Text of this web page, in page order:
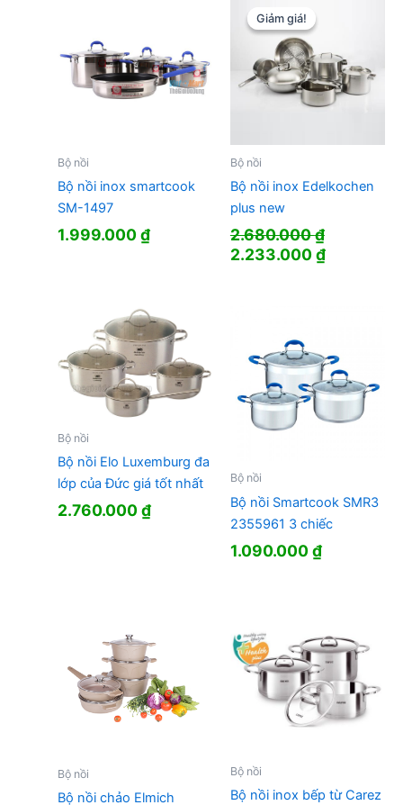
Bộ nồi
Bộ nồi inox smartcook
SM-1497
1.999.000₫
Giảm giá!
Giảm giá!
Bộ nồi
Bộ nồi inox Edelkochen
plus new
2.680.000₫
Giá
2.233.000₫Giá
Bộ nồi
Bộ nồi Elo Luxemburg đa
lớp của Đức giá tốt nhất
2.760.000₫
Bộ nồi
Bộ nồi Smartcook SMR3
2355961 3 chiếc
1.090.000₫
Bộ nồi
Bộ nồi chảo Elmich
Bộ nồi
Bộ nồi inox bếp từ Carez